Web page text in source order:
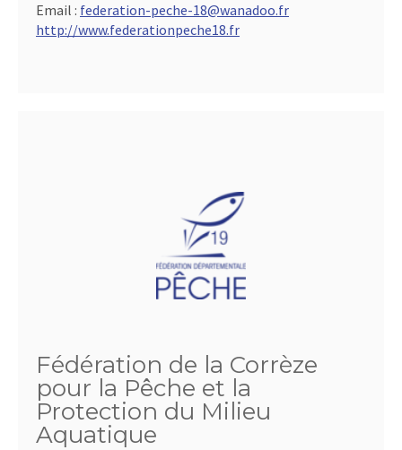
Email : federation-peche-18@wanadoo.fr
http://www.federationpeche18.fr
Fédération de la Corrèze
pour la Pêche et la
Protection du Milieu
Aquatique